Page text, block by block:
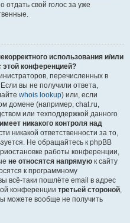
отдать свой голос за уже
использования и/или
этой конференцией?
перечисленных в
вы не получили ответа,
whois lookup) или, если
домене (например, chat.ru,
или техподдержкой данного
никакого контроля над
никакой ответственности за то,
Не обращайтесь к phpBB
работы конференции,
не относятся напрямую к сайту
к программному
всё-таки пошлёте email в адрес
конференции третьей стороной,
можете вообще не получить